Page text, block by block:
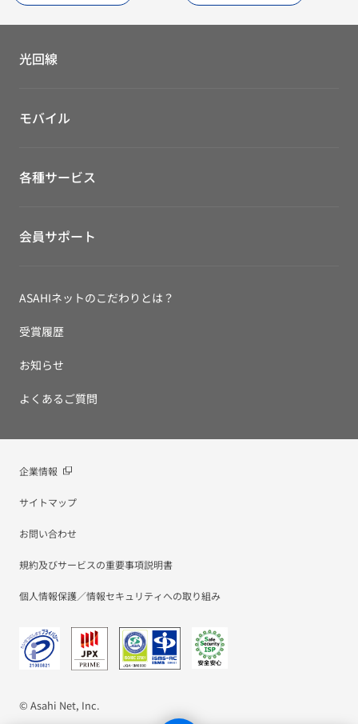
光回線
モバイル
各種サービス
会員サポート
ASAHIネットのこだわりとは？
受賞履歴
お知らせ
よくあるご質問
企業情報
サイトマップ
お問い合わせ
規約及びサービスの重要事項説明書
個人情報保護／情報セキュリティへの取り組み
© Asahi Net, Inc.